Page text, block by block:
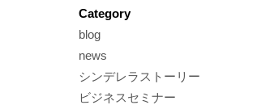
Category
blog
news
シンデレラストーリー
ビジネスセミナー